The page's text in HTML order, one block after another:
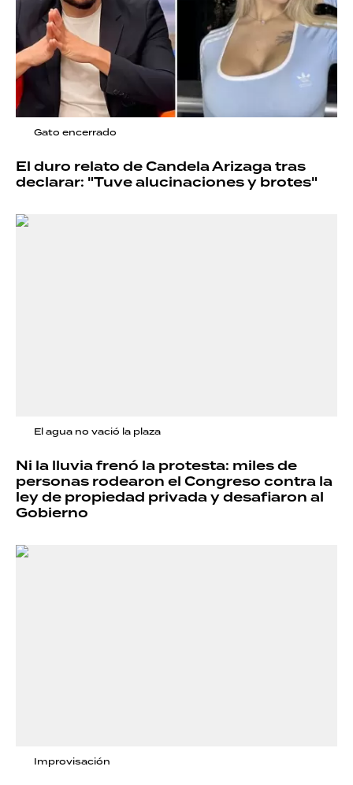
Gato encerrado
El duro relato de Candela Arizaga tras
declarar: "Tuve alucinaciones y brotes"
El agua no vació la plaza
Ni la lluvia frenó la protesta: miles de
personas rodearon el Congreso contra la
ley de propiedad privada y desafiaron al
Gobierno
Improvisación